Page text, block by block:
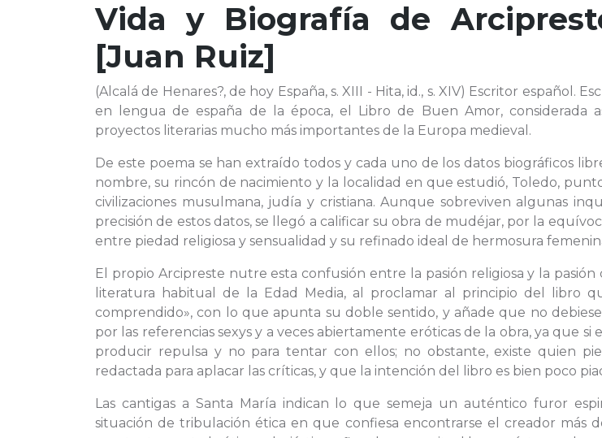
Vida y Biografía de
[Juan Ruiz]
(Alcalá de Henares?, de hoy España, s. XIII - Hita, id., s. XIV) Escritor español.
en lengua de españa de la época, el Libro de Buen Amor, considerada
proyectos literarias mucho más importantes de la Europa medieval.
De este poema se han extraído todos y cada uno de los datos biográficos
nombre, su rincón de nacimiento y la localidad en que estudió, Toledo,
civilizaciones musulmana, judía y cristiana. Aunque sobreviven algunas
precisión de estos datos, se llegó a calificar su obra de mudéjar, por la
entre piedad religiosa y sensualidad y su refinado ideal de hermosura
El propio Arcipreste nutre esta confusión entre la pasión religiosa y la
literatura habitual de la Edad Media, al proclamar al principio del libro
comprendido», con lo que apunta su doble sentido, y añade que no
por las referencias sexys y a veces abiertamente eróticas de la obra, ya que si
producir repulsa y no para tentar con ellos; no obstante, existe quien
redactada para aplacar las críticas, y que la intención del libro es bien poco
Las cantigas a Santa María indican lo que semeja un auténtico furor
situación de tribulación ética en que confiesa encontrarse el creador más